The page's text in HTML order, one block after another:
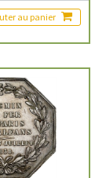
au panier